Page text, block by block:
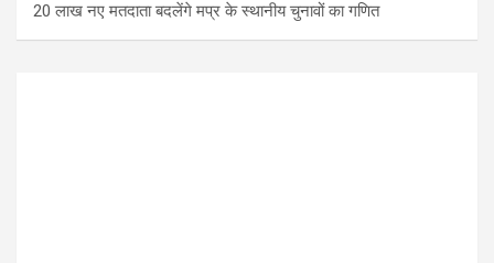
20 लाख नए मतदाता बदलेंगे मप्र के स्थानीय चुनावों का गणित